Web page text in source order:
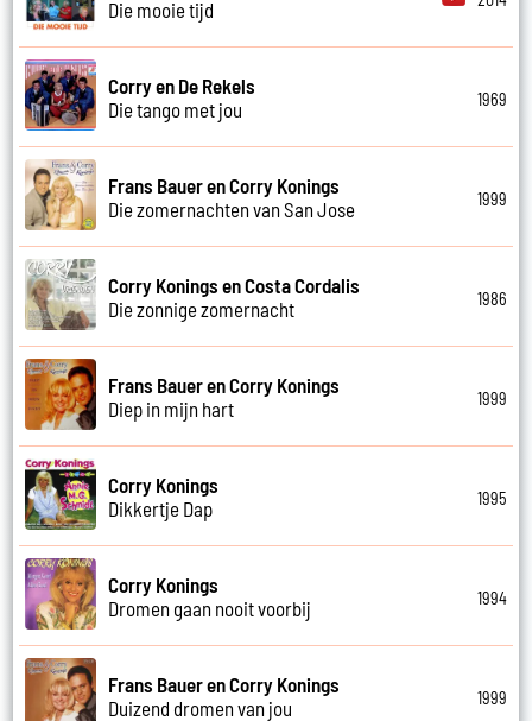
Die mooie tijd
Corry en De Rekels
Die tango met jou
1969
Frans Bauer en Corry Konings
Die zomernachten van San Jose
1999
Corry Konings en Costa Cordalis
Die zonnige zomernacht
1986
Frans Bauer en Corry Konings
Diep in mijn hart
1999
Corry Konings
Dikkertje Dap
1995
Corry Konings
Dromen gaan nooit voorbij
1994
Frans Bauer en Corry Konings
Duizend dromen van jou
1999